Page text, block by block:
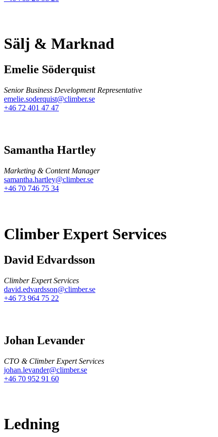
Sälj & Marknad
Emelie Söderquist
Senior Business Development Representative
emelie.soderquist@climber.se
+46 72 401 47 47
Samantha Hartley
Marketing & Content Manager
samantha.hartley@climber.se
+46 70 746 75 34
Climber Expert Services
David Edvardsson
Climber Expert Services
david.edvardsson@climber.se
+46 73 964 75 22
Johan Levander
CTO & Climber Expert Services
johan.levander@climber.se
+46 70 952 91 60
Ledning